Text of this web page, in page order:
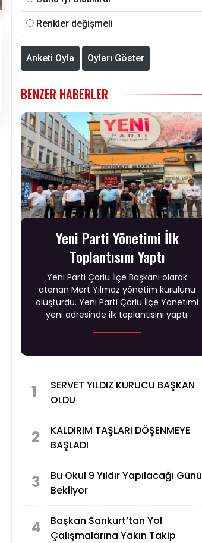
Renkler değişmeli
Anketi Oyla Oyları Göster
BENZER HABERLER
Yeni Parti Yönetimi İlk
Toplantısını Yaptı
Yeni Parti Çorlu İlçe Başkanı olarak
atanan Mert Yılmaz yönetim kurulunu
oluşturdu. Yeni Parti Çorlu İlçe Yönetimi
yeni adresinde ilk toplantısını yaptı.
1
SERVET YILDIZ KURUCU BAŞKAN
OLDU
2
KALDIRIM TAŞLARI DÖŞENMEYE
BAŞLADI
3
Bu Okul 9 Yıldır Yapılacağı Günü
Bekliyor
4
Başkan Sarıkurt’tan Yol
Çalışmalarına Yakın Takip